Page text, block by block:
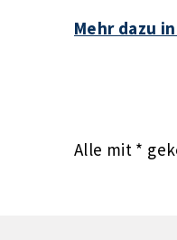
Mehr dazu
Alle mit *